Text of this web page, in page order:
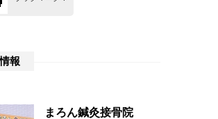
報
まろん鍼灸接骨院